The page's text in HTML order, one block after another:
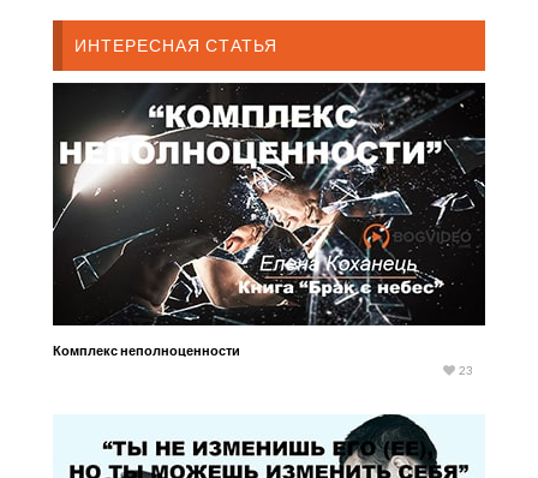
ИНТЕРЕСНАЯ СТАТЬЯ
Комплекс неполноценности
23